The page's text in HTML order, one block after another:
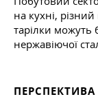
на кухні,
тарілки можуть
нержавіючої
ПЕРСПЕКТИВА